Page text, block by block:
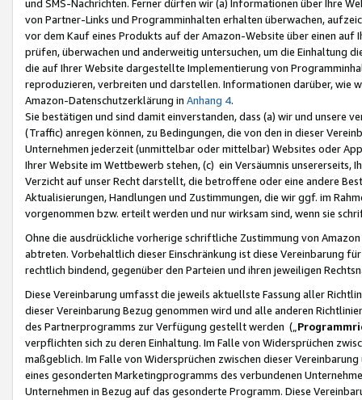
und SMS-Nachrichten. Ferner dürfen wir (a) Informationen über Ihre
von Partner-Links und Programminhalten erhalten überwachen,
vor dem Kauf eines Produkts auf der Amazon-Website über einen
prüfen, überwachen und anderweitig untersuchen, um die Einhaltung
die auf Ihrer Website dargestellte Implementierung von
reproduzieren, verbreiten und darstellen. Informationen darüber, wie
Amazon-Datenschutzerklärung in Anhang 4.
Sie bestätigen und sind damit einverstanden, dass (a) wir und
(Traffic) anregen können, zu Bedingungen, die von den in dieser
Unternehmen jederzeit (unmittelbar oder mittelbar) Websites oder
Ihrer Website im Wettbewerb stehen, (c) ein Versäumnis unsererseits,
Verzicht auf unser Recht darstellt, die betroffene oder eine andere
Aktualisierungen, Handlungen und Zustimmungen, die wir ggf. im
vorgenommen bzw. erteilt werden und nur wirksam sind, wenn sie
Ohne die ausdrückliche vorherige schriftliche Zustimmung von
abtreten. Vorbehaltlich dieser Einschränkung ist diese Vereinbarung
rechtlich bindend, gegenüber den Parteien und ihren jeweiligen
Diese Vereinbarung umfasst die jeweils aktuellste Fassung aller
dieser Vereinbarung Bezug genommen wird und alle anderen
des Partnerprogramms zur Verfügung gestellt werden („
verpflichten sich zu deren Einhaltung. Im Falle von Widersprüchen
maßgeblich. Im Falle von Widersprüchen zwischen dieser
eines gesonderten Marketingprogramms des verbundenen
Unternehmen in Bezug auf das gesonderte Programm. Diese